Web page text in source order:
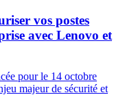
vos postes
avec Lenovo et
pour le 14 octobre
majeur de sécurité et